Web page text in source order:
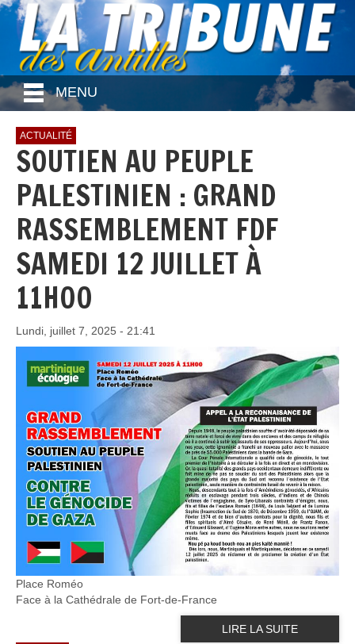
MENU
ACTUALITÉ
SOUTIEN AU PEUPLE
PALESTINIEN : GRAND
RASSEMBLEMENT FDF
SAMEDI 12 JUILLET À
11H00
Lundi, juillet 7, 2025 - 21:41
Place Roméo
Face à la Cathédrale de Fort-de-France
LIRE LA SUITE